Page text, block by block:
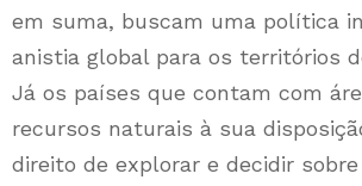
em suma, buscam uma política
anistia global para os territórios
Já os países que contam com
recursos naturais à sua
direito de explorar e decidir